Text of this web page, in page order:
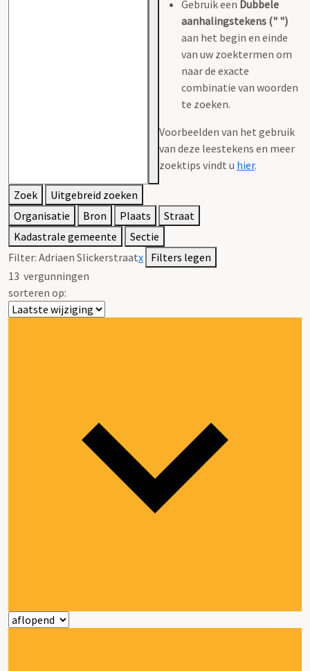
Gebruik een Dubbele
aanhalingstekens (" ")
aan het begin en einde
van uw zoektermen om
naar de exacte
combinatie van woorden
te zoeken.
Voorbeelden van het gebruik
van deze leestekens en meer
zoektips vindt u hier.
Zoek
Uitgebreid zoeken
Organisatie
Bron Plaats
Straat
Kadastrale gemeente
Sectie
Filter: Adriaen Slickerstraatx Filters legen
13 vergunningen
sorteren op: